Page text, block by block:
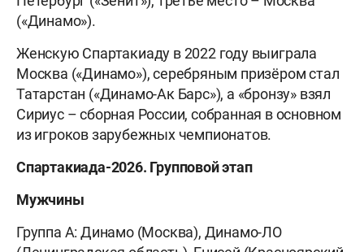
(«Динамо»).
Женскую Спартакиаду в 2022 году выиграла
Москва («Динамо»), серебряным призёром стал
Татарстан («Динамо-Ак Барс»), а «бронзу» взял
Сириус – сборная России, собранная в основном
из игроков зарубежных чемпионатов.
Спартакиада-2026. Групповой этап
Мужчины
Группа А: Динамо (Москва), Динамо-ЛО